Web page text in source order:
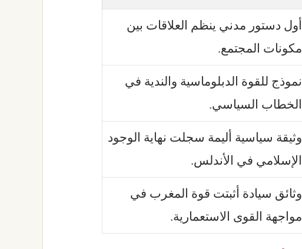
أول دستور مدني ينظم العلاقات بين
مكونات المجتمع.
نموذج للقوة الدبلوماسية والندية في
الخطاب السياسي.
وثيقة سياسية أليمة سجلت نهاية الوجود
الإسلامي في الأندلس.
وثائق سيادة أثبتت قوة المغرب في
مواجهة القوى الاستعمارية.